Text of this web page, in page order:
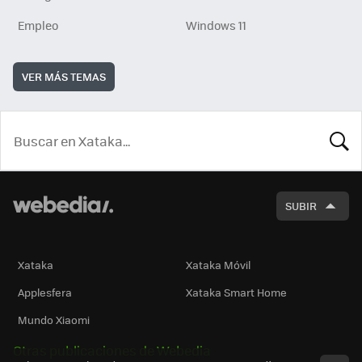
Empleo
Windows 11
VER MÁS TEMAS
SUBIR
Xataka
Xataka Móvil
Applesfera
Xataka Smart Home
Mundo Xiaomi
Otras publicaciones de Webedia